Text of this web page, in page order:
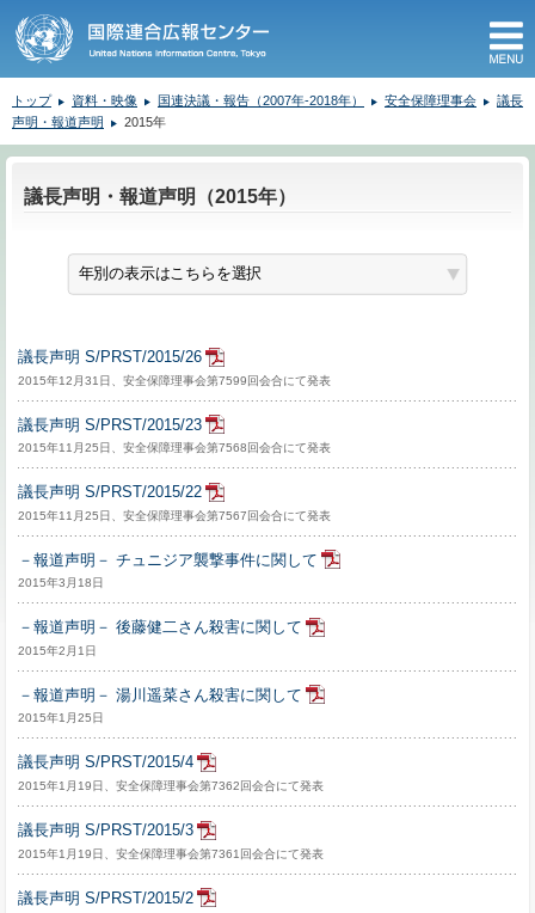
トップ 資料・映像 国連決議・報告（2007年-2018年） 安全保障理事会
議長
声明・報道声明
2015年
議長声明・報道声明（2015年）
議長声明 S/PRST/2015/26
2015年12月31日、安全保障理事会第7599回会合にて発表
議長声明 S/PRST/2015/23
2015年11月25日、安全保障理事会第7568回会合にて発表
議長声明 S/PRST/2015/22
2015年11月25日、安全保障理事会第7567回会合にて発表
－報道声明－ チュニジア襲撃事件に関して
2015年3月18日
－報道声明－ 後藤健二さん殺害に関して
2015年2月1日
－報道声明－ 湯川遥菜さん殺害に関して
2015年1月25日
議長声明 S/PRST/2015/4
2015年1月19日、安全保障理事会第7362回会合にて発表
議長声明 S/PRST/2015/3
2015年1月19日、安全保障理事会第7361回会合にて発表
議長声明 S/PRST/2015/2